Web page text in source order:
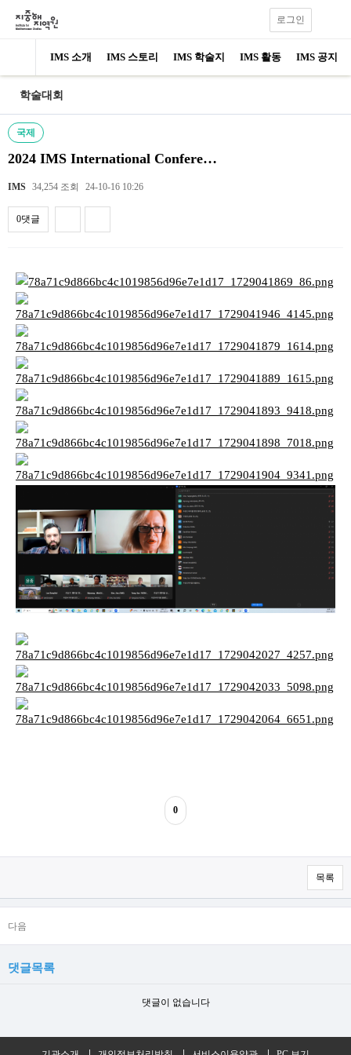
IMS 소개 IMS 스토리 IMS 학술지 IMS 활동 IMS 공지
로그인
학술대회
국제
2024 IMS International Confere…
IMS 34,254 조회 24-10-16 10:26
0댓글
내용
0
목록
다음
댓글목록
댓글이 없습니다